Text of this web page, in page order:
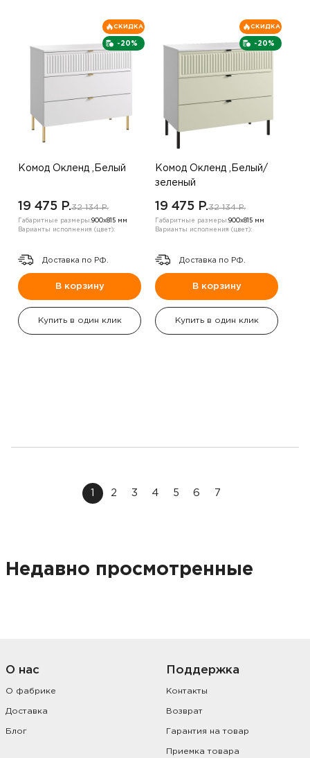
-20%
СКИДКА
Комод Окленд ,Белый
19 475 P.32 134 P.
Габаритные размеры:900х815 мм
Варианты исполнения (цвет):
Доставка по РФ.
В корзину
Купить в один клик
-20%
СКИДКА
Комод Окленд ,Белый/
зеленый
19 475 P.32 134 P.
Габаритные размеры:900х815 мм
Варианты исполнения (цвет):
Доставка по РФ.
В корзину
Купить в один клик
2 3 4 5 6 7
Недавно просмотренные
О нас
О фабрике
Доставка
Блог
Поддержка
Контакты
Возврат
Гарантия на товар
Приемка товара